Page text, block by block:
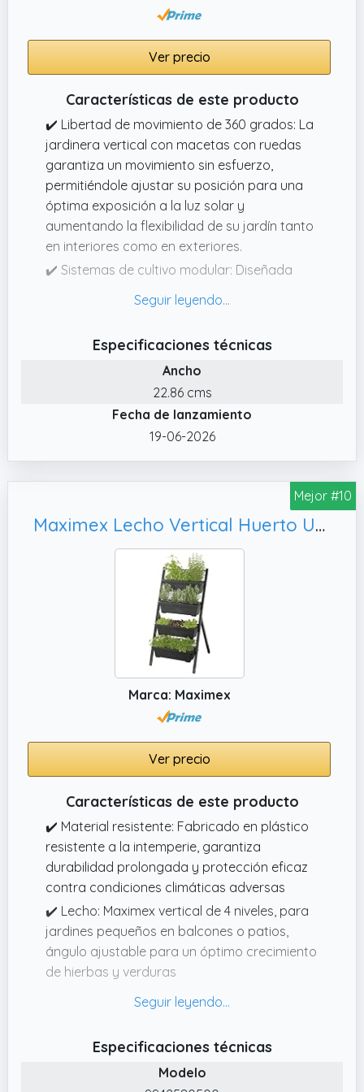
Ver precio
Características de este producto
✔️ Libertad de movimiento de 360 ​​grados: La
jardinera vertical con macetas con ruedas
garantiza un movimiento sin esfuerzo,
permitiéndole ajustar su posición para una
óptima exposición a la luz solar y
aumentando la flexibilidad de su jardín tanto
en interiores como en exteriores.
✔️ Sistemas de cultivo modular: Diseñada
vertical proporciona una estructura
verticalmente, facilitando el manejo y la
cosechas de los cultivos y ofreciendo a los
cultivadores urbanos de hortalizas una
forma versátil de crear exuberantes
espacios verdes incluso en áreas reducidas.
apartamentos pequeños o espacios
exteriores limitados donde el uso eficiente
del espacio es crucial sin comprometer la
salud de las plantas ni su potencial de
✔️ Diseño que ahorra espacio: El diseño
apilable de esta torre de cultivo para plantas
trepadoras permite plantar en varios niveles,
lo que permite cultivar diversas plantas
verticalmente, ahorrando espacio en el suelo
y creando un atractivo espacio verde en
áreas reducidas.
✔️ Rendimiento duradero: Fabricada con
calidad, la jardinera vertical resiste las
inclemencias del tiempo como la lluvia, las
heladas y el calor, proporcionando un
funcionamiento fiable temporada tras
temporada. temporada, mejorando las
experiencias de jardinería en diversos climas
y ubicaciones al aire libre.
Especificaciones técnicas
Ancho
22.86 cms
Fecha de lanzamiento
19-06-2026
Mejor #10
Maximex Lecho Vertical Huerto Urbano 4 Niveles inclinación Ajustable jardineras con Drenaje apilables 56.5 x 108 x 62 cm plástico Negro
Marca: Maximex
Ver precio
Características de este producto
✔️ Material resistente: Fabricado en plástico
resistente a la intemperie, garantiza
durabilidad prolongada y protección eficaz
contra condiciones climáticas adversas
✔️ Lecho: Maximex vertical de 4 niveles, para
jardines pequeños en balcones o patios,
ángulo ajustable para un óptimo crecimiento
de hierbas y verduras
✔️ Dimensiones: Con medidas de 56.5x108x62
exteriores de cualquier tamaño
✔️ Drenaje eficiente: Cada jardinera incluye 4
Especificaciones técnicas
Modelo